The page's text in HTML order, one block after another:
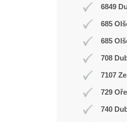
6849
685
685
708
7107
729
740